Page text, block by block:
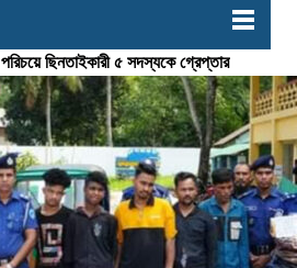
ছিনতাইকারী ৫ সদস্যকে গ্রেপ্তার